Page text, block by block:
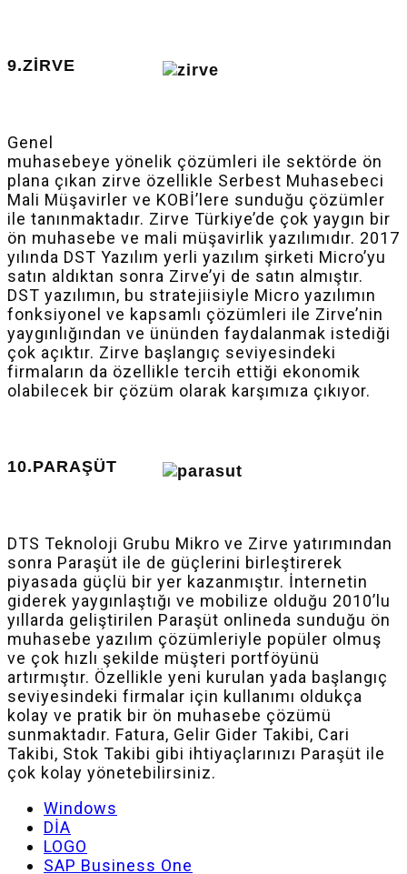
9.ZİRVE
Genel
muhasebeye yönelik çözümleri ile sektörde ön
plana çıkan zirve özellikle Serbest Muhasebeci
Mali Müşavirler ve KOBİ’lere sunduğu çözümler
ile tanınmaktadır. Zirve Türkiye’de çok yaygın bir
ön muhasebe ve mali müşavirlik yazılımıdır. 2017
yılında DST Yazılım yerli yazılım şirketi Micro’yu
satın aldıktan sonra Zirve’yi de satın almıştır.
DST yazılımın, bu stratejiisiyle Micro yazılımın
fonksiyonel ve kapsamlı çözümleri ile Zirve’nin
yaygınlığından ve ününden faydalanmak istediği
çok açıktır. Zirve başlangıç seviyesindeki
firmaların da özellikle tercih ettiği ekonomik
olabilecek bir çözüm olarak karşımıza çıkıyor.
10.PARAŞÜT
DTS Teknoloji Grubu Mikro ve Zirve yatırımından
sonra Paraşüt ile de güçlerini birleştirerek
piyasada güçlü bir yer kazanmıştır. İnternetin
giderek yaygınlaştığı ve mobilize olduğu 2010’lu
yıllarda geliştirilen Paraşüt onlineda sunduğu ön
muhasebe yazılım çözümleriyle popüler olmuş
ve çok hızlı şekilde müşteri portföyünü
artırmıştır. Özellikle yeni kurulan yada başlangıç
seviyesindeki firmalar için kullanımı oldukça
kolay ve pratik bir ön muhasebe çözümü
sunmaktadır. Fatura, Gelir Gider Takibi, Cari
Takibi, Stok Takibi gibi ihtiyaçlarınızı Paraşüt ile
çok kolay yönetebilirsiniz.
Windows
DİA
LOGO
SAP Business One